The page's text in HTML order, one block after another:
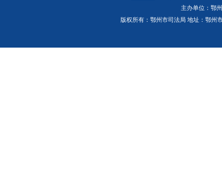
主办单位：鄂
版权所有：鄂州市司法局 地址：鄂州